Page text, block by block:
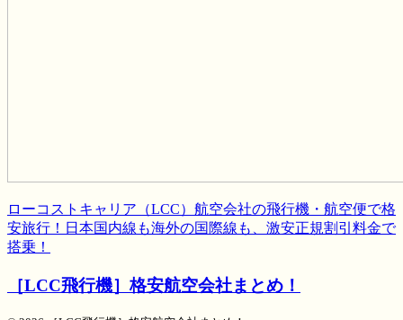
ローコストキャリア（LCC）航空会社の飛行機・航空便で格
安旅行！日本国内線も海外の国際線も、激安正規割引料金で
搭乗！
［LCC飛行機］格安航空会社まとめ！